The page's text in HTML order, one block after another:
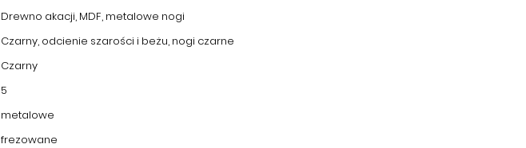
Drewno akacji, MDF, metalowe nogi
Czarny, odcienie szarości i beżu, nogi czarne
Czarny
5
metalowe
frezowane